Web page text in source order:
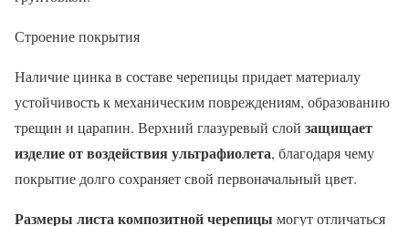
Строение покрытия
Наличие цинка в составе черепицы придает материалу
устойчивость к механическим повреждениям, образованию
трещин и царапин. Верхний глазуревый слой защищает
изделие от воздействия ультрафиолета, благодаря чему
покрытие долго сохраняет свой первоначальный цвет.
Размеры листа композитной черепицы могут отличаться